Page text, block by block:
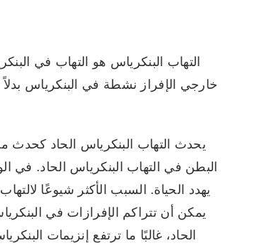
التهاب البنكرياس هو التهاب في
خارجي الإفراز نشطة في البنكرياس
يحدث التهاب البنكرياس الحاد كحدث
البطن في التهاب البنكرياس الحاد.
يهدد الحياة. السبب الأكثر شيوعًا
يمكن أن تتراكم الإفرازات في
الحاد، غالبًا ما ترتفع إنزيمات